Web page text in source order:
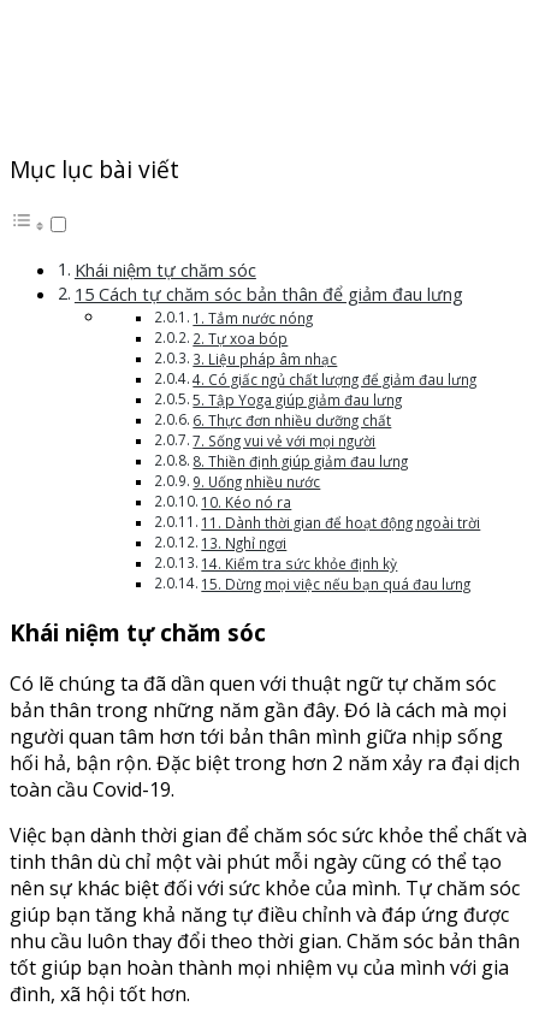
Mục lục bài viết
Khái niệm tự chăm sóc
15 Cách tự chăm sóc bản thân để giảm đau lưng
1. Tắm nước nóng
2. Tự xoa bóp
3. Liệu pháp âm nhạc
4. Có giấc ngủ chất lượng để giảm đau lưng
5. Tập Yoga giúp giảm đau lưng
6. Thực đơn nhiều dưỡng chất
7. Sống vui vẻ với mọi người
8. Thiền định giúp giảm đau lưng
9. Uống nhiều nước
10. Kéo nó ra
11. Dành thời gian để hoạt động ngoài trời
13. Nghỉ ngơi
14. Kiểm tra sức khỏe định kỳ
15. Dừng mọi việc nếu bạn quá đau lưng
Khái niệm tự chăm sóc
Có lẽ chúng ta đã dần quen với thuật ngữ tự chăm sóc
bản thân trong những năm gần đây. Đó là cách mà mọi
người quan tâm hơn tới bản thân mình giữa nhịp sống
hối hả, bận rộn. Đặc biệt trong hơn 2 năm xảy ra đại dịch
toàn cầu Covid-19.
Việc bạn dành thời gian để chăm sóc sức khỏe thể chất và
tinh thân dù chỉ một vài phút mỗi ngày cũng có thể tạo
nên sự khác biệt đối với sức khỏe của mình. Tự chăm sóc
giúp bạn tăng khả năng tự điều chỉnh và đáp ứng được
nhu cầu luôn thay đổi theo thời gian. Chăm sóc bản thân
tốt giúp bạn hoàn thành mọi nhiệm vụ của mình với gia
đình, xã hội tốt hơn.